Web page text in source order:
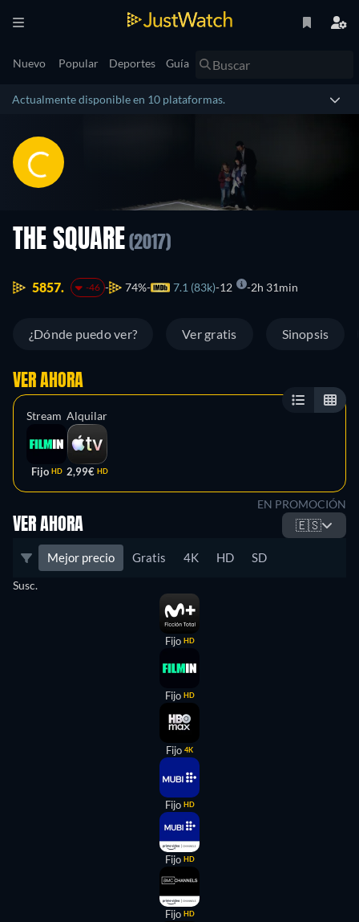
Nuevo Popular Deportes Guía
Actualmente disponible en 10 plataformas.
THE SQUARE (2017)
5857. -46 74% 7.1 (83k) 12 2h 31min
¿Dónde puedo ver? Ver gratis Sinopsis
VER AHORA
Stream
Fijo HD
Alquilar
2,99€ HD
EN PROMOCIÓN
VER AHORA 🇪🇸
Mejor precio Gratis 4K HD SD
Susc.
Fijo HD
Fijo HD
Fijo 4K
Fijo HD
Fijo HD
Fijo HD